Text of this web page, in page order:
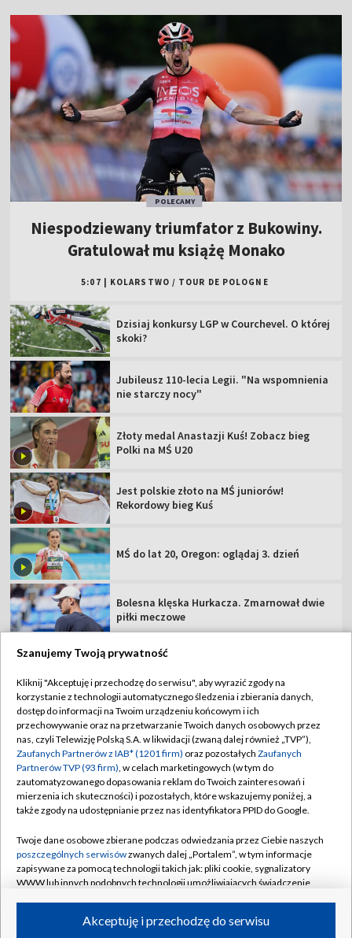
POLECAMY
Niespodziewany triumfator z Bukowiny.
Gratulował mu książę Monako
5:07 KOLARSTWO / TOUR DE POLOGNE
Dzisiaj konkursy LGP w Courchevel. O której
skoki?
Jubileusz 110-lecia Legii. "Na wspomnienia
nie starczy nocy"
Złoty medal Anastazji Kuś! Zobacz bieg
Polki na MŚ U20
Jest polskie złoto na MŚ juniorów!
Rekordowy bieg Kuś
MŚ do lat 20, Oregon: oglądaj 3. dzień
Bolesna klęska Hurkacza. Zmarnował dwie
piłki meczowe
TVP
Abonament TVP
Sklep TVP
Biuro Reklamy
Oferta Handlowa
Emisja w TVP
Rada Programowa
Ogłoszenia przetargowe
Akademia Telewizyjna
Regulamin TVP
Polityka prywatności
Moje zgody
Biuro reklamy
Kanały
©2026 Telewizja Polska Spółka Akcyjna w likwidacji
Szanujemy Twoją prywatność
Kliknij "Akceptuję i przechodzę do serwisu", aby wyrazić zgody na
korzystanie z technologii automatycznego śledzenia i zbierania danych,
dostęp do informacji na Twoim urządzeniu końcowym i ich
przechowywanie oraz na przetwarzanie Twoich danych osobowych przez
nas, czyli Telewizję Polską S.A. w likwidacji (zwaną dalej również „TVP”),
Zaufanych Partnerów z IAB* (1201 firm) oraz pozostałych Zaufanych
Partnerów TVP (93 firm), w celach marketingowych (w tym do
zautomatyzowanego dopasowania reklam do Twoich zainteresowań i
mierzenia ich skuteczności) i pozostałych, które wskazujemy poniżej, a
także zgody na udostępnianie przez nas identyfikatora PPID do Google.
Twoje dane osobowe zbierane podczas odwiedzania przez Ciebie naszych
poszczególnych serwisówzwanych dalej „Portalem”, w tym informacje
zapisywane za pomocą technologii takich jak: pliki cookie, sygnalizatory
WWW lub innych podobnych technologii umożliwiających świadczenie
ruchu w Internecie.Akceptuję i przechodzę do serwisu